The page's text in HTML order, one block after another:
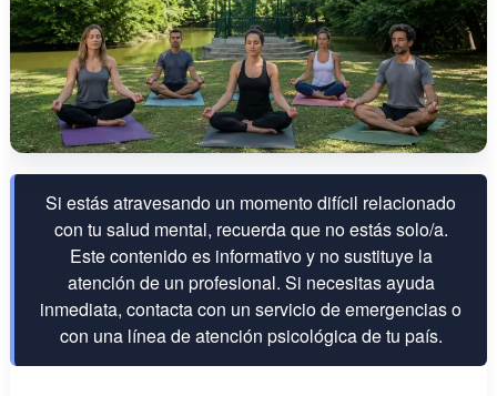
Si estás atravesando un momento difícil relacionado
con tu salud mental, recuerda que no estás solo/a.
Este contenido es informativo y no sustituye la
atención de un profesional. Si necesitas ayuda
inmediata, contacta con un servicio de emergencias o
con una línea de atención psicológica de tu país.